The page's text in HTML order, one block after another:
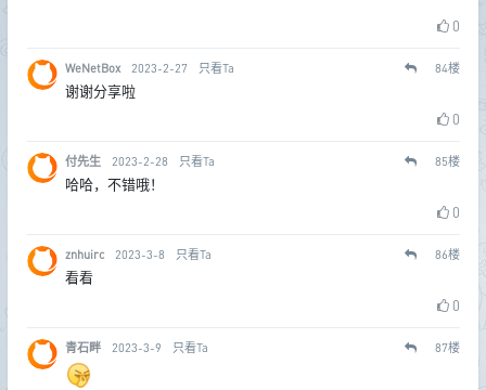
0
WeNetBox 2023-2-27 只看Ta 84楼
谢谢分享啦
0
付先生 2023-2-28 只看Ta 85楼
哈哈，不错哦！
0
znhuirc 2023-3-8 只看Ta 86楼
看看
0
青石畔 2023-3-9 只看Ta 87楼